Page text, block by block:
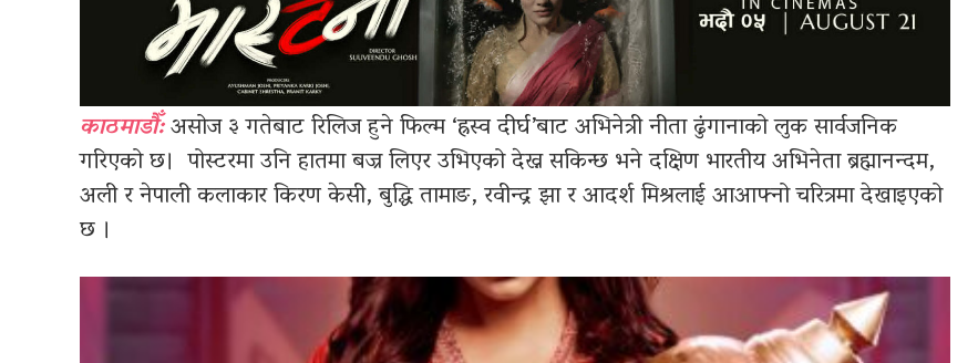
काठमाडौँ:असोज ३ गतेबाट रिलिज हुने फिल्म ‘ह्रस्व दीर्घ’बाट अभिनेत्री नीता ढुंगानाको लुक सार्वजनिक
गरिएको छ। पोस्टरमा उनि हातमा बज्र लिएर उभिएको देख्न सकिन्छ भने दक्षिण भारतीय अभिनेता ब्रह्मानन्दम,
अली र नेपाली कलाकार किरण केसी, बुद्धि तामाङ, रवीन्द्र झा र आदर्श मिश्रलाई आआफ्नो चरित्रमा देखाइएको
छ ।